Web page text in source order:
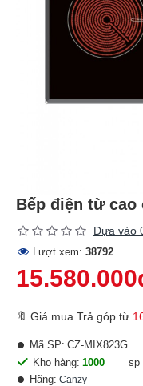
Bếp điện từ cao
Dựa vào
Lượt xem: 38792
🔖 Giá mua Trả góp từ
Kho hàng: 1000
sp
Hãng: Canzy
Mã SP: CZ-MIX823G